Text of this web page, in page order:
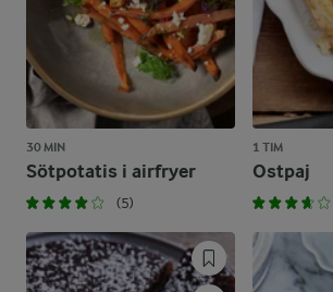
30 MIN
Sötpotatis i airfryer
(5)
1 TIM
Ostpaj